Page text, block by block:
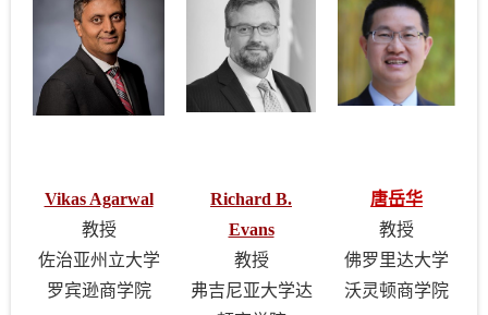
Vikas Agarwal
教授
佐治亚州立大学
罗宾逊商学院
Richard B.
Evans
教授
弗吉尼亚大学达
唐岳华
教授
佛罗里达大学
沃灵顿商学院